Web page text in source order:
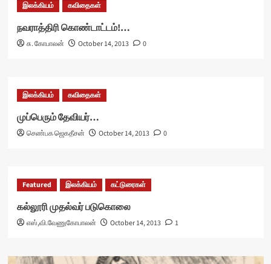
இலக்கியம் கவிதைகள்
நவராத்திரி கொண்டாட்டம்!…
சு. கோபாலன் October 14, 2013 0
இலக்கியம் கவிதைகள்
முப்பெரும் தேவியர்…
செண்பக ஜெகதீசன் October 14, 2013 0
Featured இலக்கியம் கட்டுரைகள்
கல்லூரி முதல்வர் படுகொலை
எஸ்,வி.வேணுகோபாலன் October 14, 2013 1